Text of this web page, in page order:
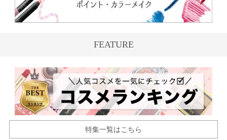
FEATURE
特集一覧はこちら